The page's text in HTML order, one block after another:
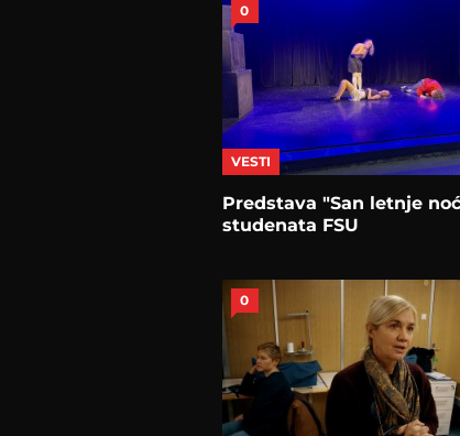
0
VESTI
Predstava "San letnje
studenata FSU
0